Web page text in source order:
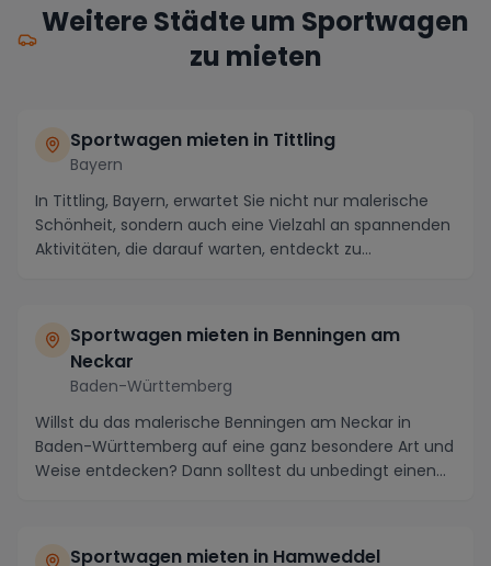
Weitere Städte um Sportwagen
zu mieten
Sportwagen mieten in Tittling
Bayern
In Tittling, Bayern, erwartet Sie nicht nur malerische
Schönheit, sondern auch eine Vielzahl an spannenden
Aktivitäten, die darauf warten, entdeckt zu...
Sportwagen mieten in Benningen am
Neckar
Baden-Württemberg
Willst du das malerische Benningen am Neckar in
Baden-Württemberg auf eine ganz besondere Art und
Weise entdecken? Dann solltest du unbedingt einen
Sportwagen mieten in Hamweddel